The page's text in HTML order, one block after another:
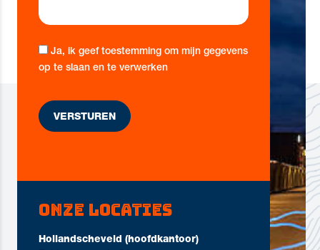
Ja, ik geef toestemming om mijn gegevens
op te slaan en te verwerken
Onze locaties
Hollandscheveld (hoofdkantoor)